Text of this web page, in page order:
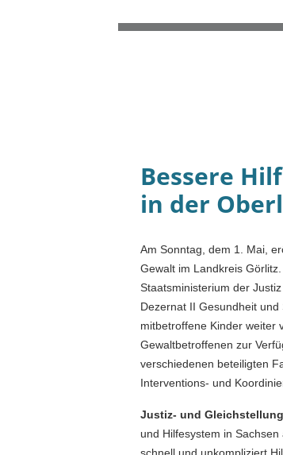
Bessere
in der
Am Sonntag, dem 1. Mai,
Gewalt im Landkreis
Staatsministerium der
Dezernat II Gesundheit
mitbetroffene Kinder weiter
Gewaltbetroffenen zur
verschiedenen beteiligten
Interventions- und
Justiz- und
und Hilfesystem in
schnell und unkompliziert